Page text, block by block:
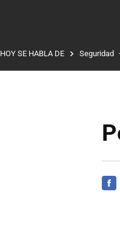
HOY SE HABLA DE Seguridad